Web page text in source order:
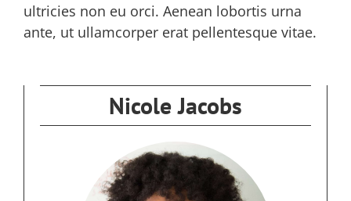
ultricies non eu orci. Aenean lobortis urna
ante, ut ullamcorper erat pellentesque vitae.
Nicole Jacobs